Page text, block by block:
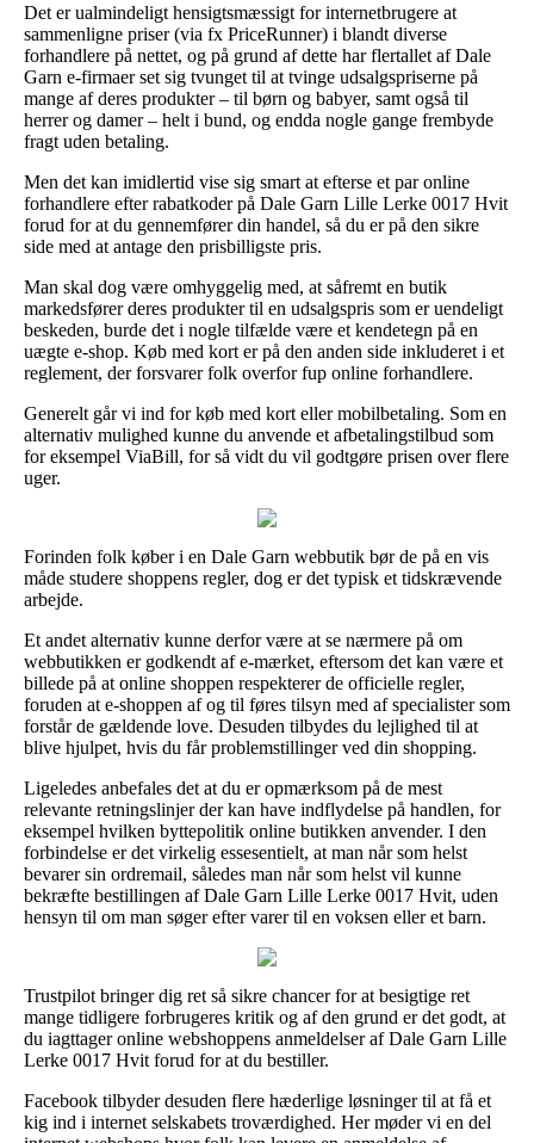
Det er ualmindeligt hensigtsmæssigt for internetbrugere at
sammenligne priser (via fx PriceRunner) i blandt diverse
forhandlere på nettet, og på grund af dette har flertallet af Dale
Garn e-firmaer set sig tvunget til at tvinge udsalgspriserne på
mange af deres produkter – til børn og babyer, samt også til
herrer og damer – helt i bund, og endda nogle gange frembyde
fragt uden betaling.
Men det kan imidlertid vise sig smart at efterse et par online
forhandlere efter rabatkoder på Dale Garn Lille Lerke 0017 Hvit
forud for at du gennemfører din handel, så du er på den sikre
side med at antage den prisbilligste pris.
Man skal dog være omhyggelig med, at såfremt en butik
markedsfører deres produkter til en udsalgspris som er uendeligt
beskeden, burde det i nogle tilfælde være et kendetegn på en
uægte e-shop. Køb med kort er på den anden side inkluderet i et
reglement, der forsvarer folk overfor fup online forhandlere.
Generelt går vi ind for køb med kort eller mobilbetaling. Som en
alternativ mulighed kunne du anvende et afbetalingstilbud som
for eksempel ViaBill, for så vidt du vil godtgøre prisen over flere
uger.
Forinden folk køber i en Dale Garn webbutik bør de på en vis
måde studere shoppens regler, dog er det typisk et tidskrævende
arbejde.
Et andet alternativ kunne derfor være at se nærmere på om
webbutikken er godkendt af e-mærket, eftersom det kan være et
billede på at online shoppen respekterer de officielle regler,
foruden at e-shoppen af og til føres tilsyn med af specialister som
forstår de gældende love. Desuden tilbydes du lejlighed til at
blive hjulpet, hvis du får problemstillinger ved din shopping.
Ligeledes anbefales det at du er opmærksom på de mest
relevante retningslinjer der kan have indflydelse på handlen, for
eksempel hvilken byttepolitik online butikken anvender. I den
forbindelse er det virkelig essesentielt, at man når som helst
bevarer sin ordremail, således man når som helst vil kunne
bekræfte bestillingen af Dale Garn Lille Lerke 0017 Hvit, uden
hensyn til om man søger efter varer til en voksen eller et barn.
Trustpilot bringer dig ret så sikre chancer for at besigtige ret
mange tidligere forbrugeres kritik og af den grund er det godt, at
du iagttager online webshoppens anmeldelser af Dale Garn Lille
Lerke 0017 Hvit forud for at du bestiller.
Facebook tilbyder desuden flere hæderlige løsninger til at få et
kig ind i internet selskabets troværdighed. Her møder vi en del